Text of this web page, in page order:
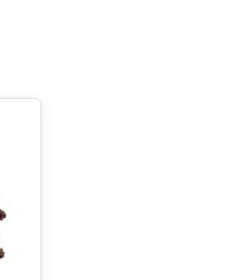
Anders zou ik toch
af of ze het water echt